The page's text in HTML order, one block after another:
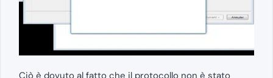
Ciò è dovuto al fatto che il protocollo non è stato